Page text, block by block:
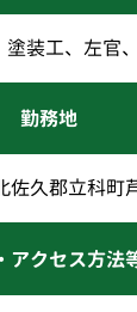
装工、左官
勤務地
佐久郡立科町
アクセス方法